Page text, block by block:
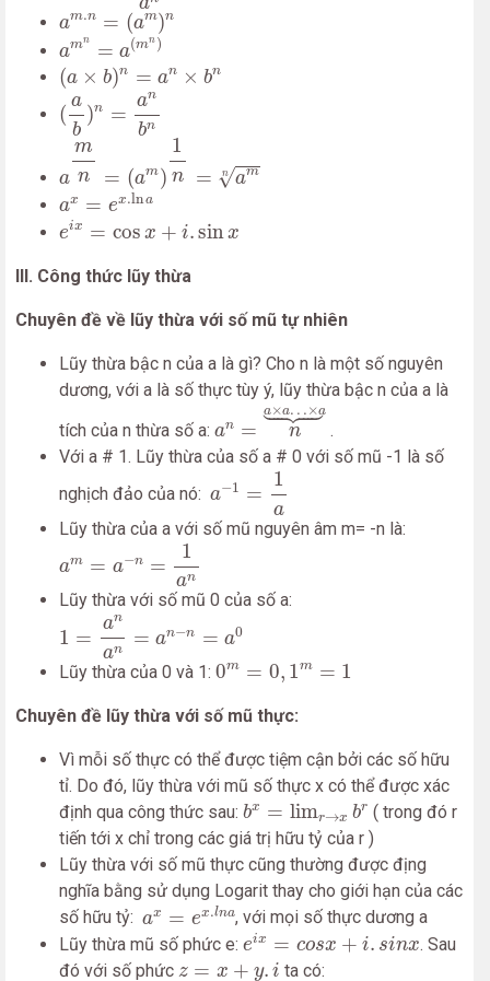
am.n = (am)n
m.n am)n
amn = a(mn )
amn mn)
(a × b)n = an × bn
( × b )n= bn
(
a
b
)n =
an
bn
(ab ) n= nbn
a
m
n
= (am)
1
n = n
√am
mn m)1 n=
ax = ex.lna
ax lna
eix = cos x + i.sinx
eix cos sinx
III. Công thức lũy thừa
Chuyên đề về lũy thừa với số mũ tự nhiên
Lũy thừa bậc n của a là gì? Cho n là một số nguyên
dương, với a là số thực tùy ý, lũy thừa bậc n của a là
tích của n thừa số a: an =
a×a…×a

n
an =n a×a… ×a⏟
.
Với a # 1. Lũy thừa của số a # 0 với số mũ -1 là số
nghịch đảo của nó: a−1 =
1
a
a−1= 1a
Lũy thừa của a với số mũ nguyên âm m= -n là:
am = a−n =
1
an
am =a−n =1an
Lũy thừa với số mũ 0 của số a:
1 =
an
an = an−n = a0
1=a nan = an −n =a0
Lũy thừa của 0 và 1: 0m = 0, 1m = 1
0m ,1 m=
Chuyên đề lũy thừa với số mũ thực:
Vì mỗi số thực có thể được tiệm cận bởi các số hữu
tỉ. Do đó, lũy thừa với mũ số thực x có thể được xác
định qua công thức sau: bx = limr→x br
bx limr→ r
( trong đó r
tiến tới x chỉ trong các giá trị hữu tỷ của r )
Lũy thừa với số mũ thực cũng thường được địng
nghĩa bằng sử dụng Logarit thay cho giới hạn của các
số hữu tỷ: ax = ex.lna
ax= ex.ln a , với mọi số thực dương a
Lũy thừa mũ số phức e: eix = cosx + i. sinx
eix co s n
. Sau
đó với số phức z = x + y. i
z +y ta có: